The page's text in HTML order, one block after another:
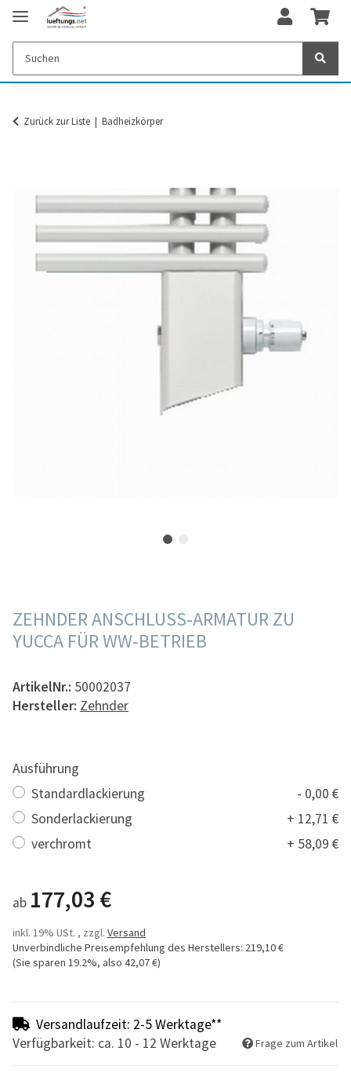
Zurück zur Liste Badheizkörper
ZEHNDER ANSCHLUSS-ARMATUR ZU
YUCCA FÜR WW-BETRIEB
ArtikelNr.: 50002037
Hersteller: Zehnder
Ausführung
Standardlackierung
- 0,00 €
Sonderlackierung
+ 12,71 €
verchromt
+ 58,09 €
ab 177,03 €
inkl. 19% USt. , zzgl. Versand
Unverbindliche Preisempfehlung des Herstellers: 219,10 €
(Sie sparen 19.2%, also 42,07 €)
Versandlaufzeit: 2-5 Werktage**
Verfügbarkeit: ca. 10 - 12 Werktage
Frage zum Artikel